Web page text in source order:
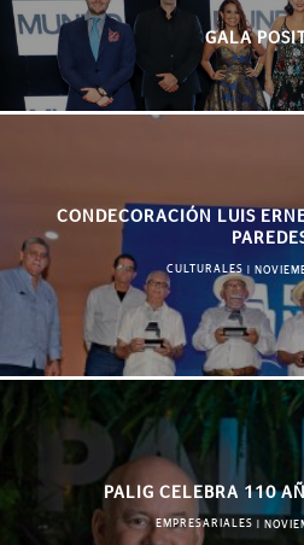
GALA
CONDECORACIÓN LUIS
CULTURALES
PALIG CELEBRA 110
EMPRESARIALES